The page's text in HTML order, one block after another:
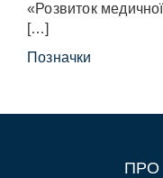
«Розвиток
[…]
Позначки
ПРО